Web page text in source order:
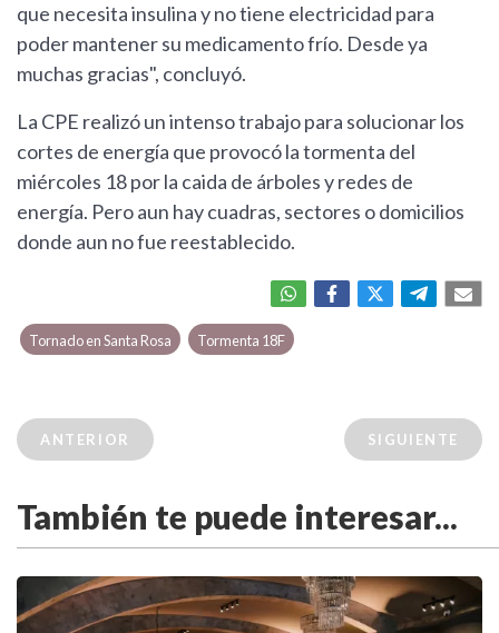
que necesita insulina y no tiene electricidad para
poder mantener su medicamento frío. Desde ya
muchas gracias", concluyó.
La CPE realizó un intenso trabajo para solucionar los
cortes de energía que provocó la tormenta del
miércoles 18 por la caida de árboles y redes de
energía. Pero aun hay cuadras, sectores o domicilios
donde aun no fue reestablecido.
Tornado en Santa Rosa Tormenta 18F
ANTERIOR SIGUIENTE
También te puede interesar...